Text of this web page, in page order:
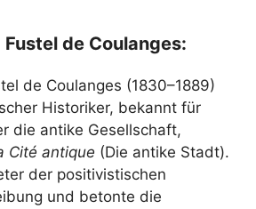
Fustel de Coulanges:
de Coulanges (1830–1889)
Historiker, bekannt für
die antike Gesellschaft,
Cité antique (Die antike Stadt).
der positivistischen
und betonte die